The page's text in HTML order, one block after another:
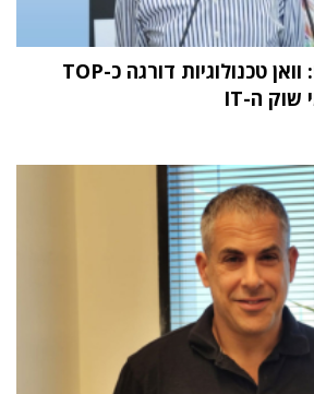
מחקר STKI השנתי: וואן טכנולוגיות דורגה כ-TOP